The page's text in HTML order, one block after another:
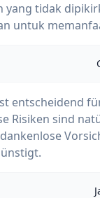
yang tidak
untuk
entscheidend
Risiken sind